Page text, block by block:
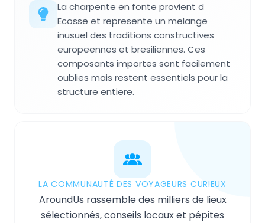
La charpente en fonte provient d
Ecosse et represente un melange
inusuel des traditions constructives
europeennes et bresiliennes. Ces
composants importes sont facilement
oublies mais restent essentiels pour la
structure entiere.
LA COMMUNAUTÉ DES VOYAGEURS CURIEUX
AroundUs rassemble des milliers de lieux
sélectionnés, conseils locaux et pépites